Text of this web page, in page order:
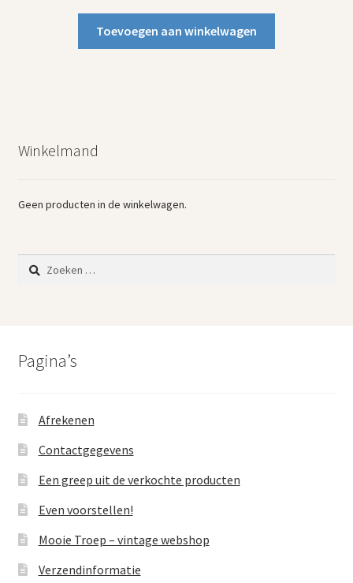
Toevoegen aan winkelwagen
Winkelmand
Geen producten in de winkelwagen.
Zoeken
naar:
Pagina’s
Afrekenen
Contactgegevens
Een greep uit de verkochte producten
Even voorstellen!
Mooie Troep – vintage webshop
Verzendinformatie